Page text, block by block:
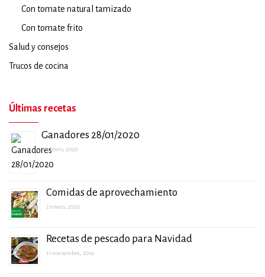
Con tomate natural tamizado
Con tomate frito
Salud y consejos
Trucos de cocina
Últimas recetas
Ganadores 28/01/2020
5 febrero, 2020
Comidas de aprovechamiento
2 enero, 2020
Recetas de pescado para Navidad
11 noviembre, 2019